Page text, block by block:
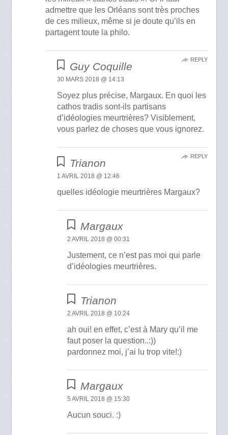
admettre que les Orléans sont très proches
de ces milieux, même si je doute qu’ils en
partagent toute la philo.
Guy Coquille
30 MARS 2018 @ 14:13
Soyez plus précise, Margaux. En quoi les
cathos tradis sont-ils partisans
d’idéologies meurtrières? Visiblement,
vous parlez de choses que vous ignorez.
REPLY
Trianon
1 AVRIL 2018 @ 12:46
quelles idéologie meurtrières Margaux?
REPLY
Margaux
2 AVRIL 2018 @ 00:31
Justement, ce n’est pas moi qui parle
d’idéologies meurtrières.
Trianon
2 AVRIL 2018 @ 10:24
ah oui! en effet, c’est à Mary qu’il me
faut poser la question..:))
pardonnez moi, j’ai lu trop vite!:)
Margaux
5 AVRIL 2018 @ 15:30
Aucun souci. :)